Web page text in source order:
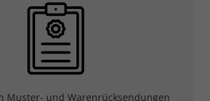
Muster- und Warenrücksendungen